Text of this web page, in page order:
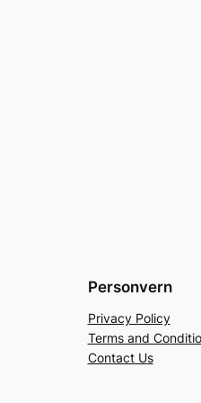
Personvern
Privacy Policy
Terms and
Contact Us